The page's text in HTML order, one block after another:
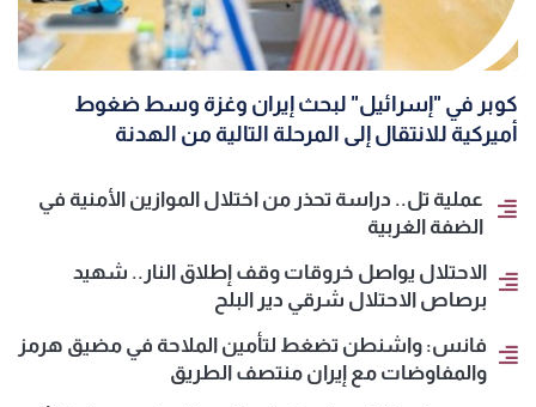
كوبر في "إسرائيل" لبحث إيران وغزة وسط ضغوط
أميركية للانتقال إلى المرحلة التالية من الهدنة
عملية تل.. دراسة تحذر من اختلال الموازين الأمنية في
الضفة الغربية
الاحتلال يواصل خروقات وقف إطلاق النار.. شهيد
برصاص الاحتلال شرقي دير البلح
فانس: واشنطن تضغط لتأمين الملاحة في مضيق هرمز
والمفاوضات مع إيران منتصف الطريق